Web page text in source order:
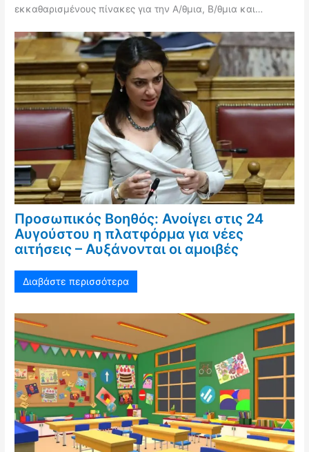
εκκαθαρισμένους πίνακες για την Α/θμια, Β/θμια και…
Προσωπικός Βοηθός: Ανοίγει στις 24
Αυγούστου η πλατφόρμα για νέες
αιτήσεις – Αυξάνονται οι αμοιβές
Διαβάστε περισσότερα